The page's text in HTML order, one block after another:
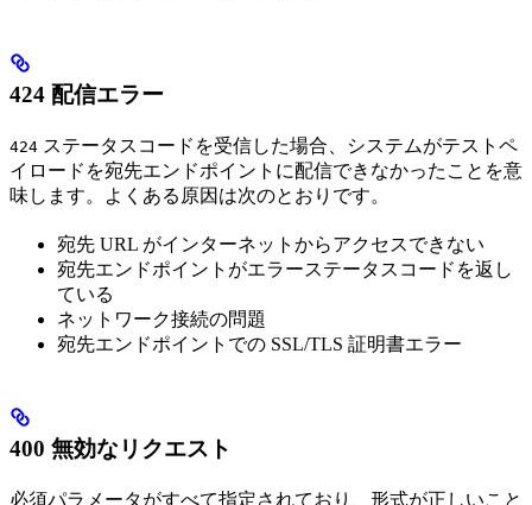
424 配信エラー
424 ステータスコードを受信した場合、システムがテストペ
イロードを宛先エンドポイントに配信できなかったことを意
味します。よくある原因は次のとおりです。
宛先 URL がインターネットからアクセスできない
宛先エンドポイントがエラーステータスコードを返し
ている
ネットワーク接続の問題
宛先エンドポイントでの SSL/TLS 証明書エラー
400 無効なリクエスト
必須パラメータがすべて指定されており、形式が正しいこと